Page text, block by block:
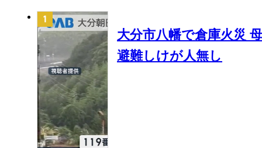
大分市八幡で倉庫火災
避難しけが人無し